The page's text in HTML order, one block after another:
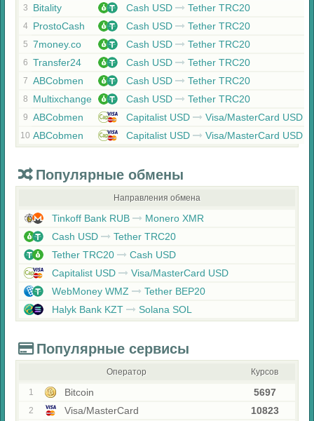
3 Bitality Cash USD Tether TRC20
4 ProstoCash Cash USD Tether TRC20
5 7money.co Cash USD Tether TRC20
6 Transfer24 Cash USD Tether TRC20
7 ABCobmen Cash USD Tether TRC20
8 Multixchange Cash USD Tether TRC20
9 ABCobmen Capitalist USD Visa/MasterCard USD
10 ABCobmen Capitalist USD Visa/MasterCard USD
Популярные обмены
Направления обмена
Tinkoff Bank RUB
Monero XMR
Cash USD
Tether TRC20
Tether TRC20
Cash USD
Capitalist USD
Visa/MasterCard USD
WebMoney WMZ
Tether BEP20
Halyk Bank KZT
Solana SOL
Популярные сервисы
Оператор Курсов
1 Bitcoin 5697
2 Visa/MasterCard 10823